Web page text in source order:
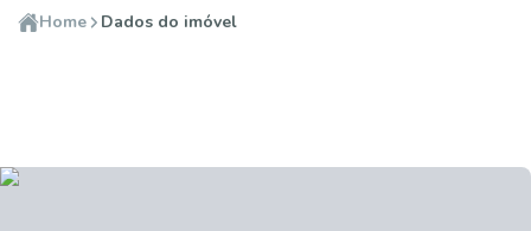
Home Dados do imóvel